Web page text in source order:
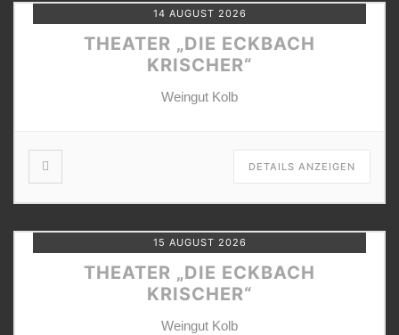
14 AUGUST 2026
THEATER „DIE ECKBACH
KRISCHER“
Weingut Kolb
DETAILS ANZEIGEN
15 AUGUST 2026
THEATER „DIE ECKBACH
KRISCHER“
Weingut Kolb